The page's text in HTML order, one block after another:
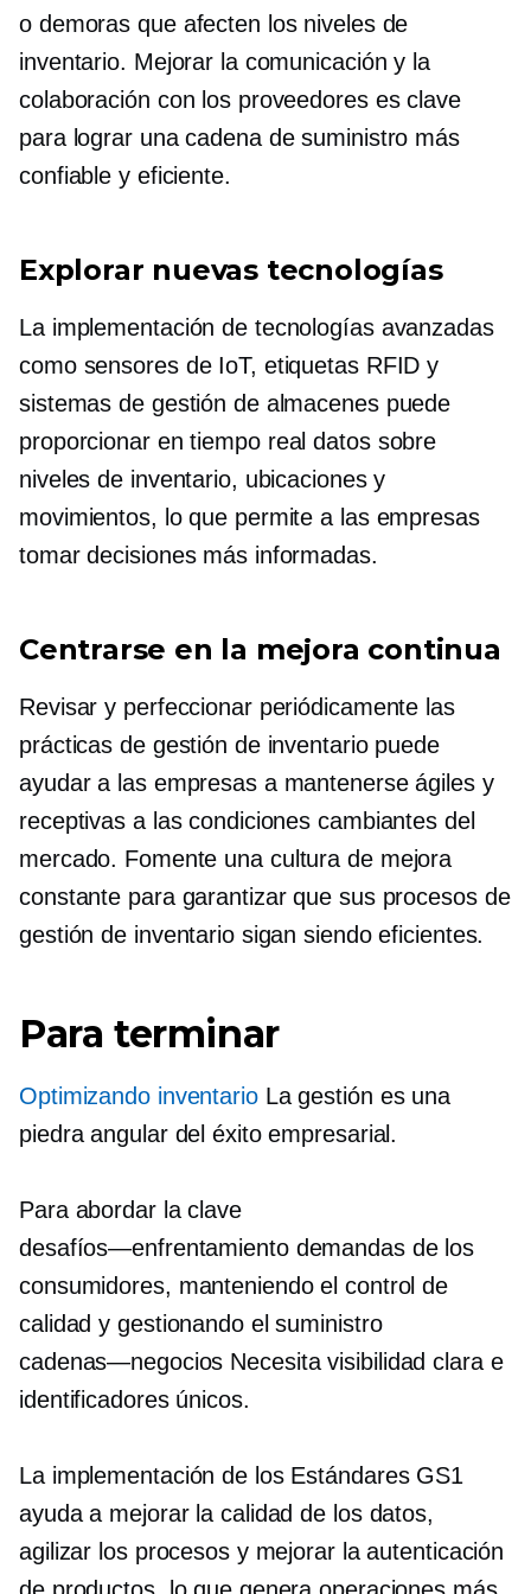
o demoras que afecten los niveles de
inventario. Mejorar la comunicación y la
colaboración con los proveedores es clave
para lograr una cadena de suministro más
confiable y eficiente.
Explorar nuevas tecnologías
La implementación de tecnologías avanzadas
como sensores de IoT, etiquetas RFID y
sistemas de gestión de almacenes puede
proporcionar en tiempo real datos sobre
niveles de inventario, ubicaciones y
movimientos, lo que permite a las empresas
tomar decisiones más informadas.
Centrarse en la mejora continua
Revisar y perfeccionar periódicamente las
prácticas de gestión de inventario puede
ayudar a las empresas a mantenerse ágiles y
receptivas a las condiciones cambiantes del
mercado. Fomente una cultura de mejora
constante para garantizar que sus procesos de
gestión de inventario sigan siendo eficientes.
Para terminar
Optimizando inventarioLa gestión es una
piedra angular del éxito empresarial.
Para abordar la clave
desafíos—enfrentamientodemandas de los
consumidores, manteniendo el control de
calidad y gestionando el suministro
cadenas—negocios Necesita visibilidad clara e
identificadores únicos.
La implementación de los Estándares GS1
ayuda a mejorar la calidad de los datos,
agilizar los procesos y mejorar la autenticación